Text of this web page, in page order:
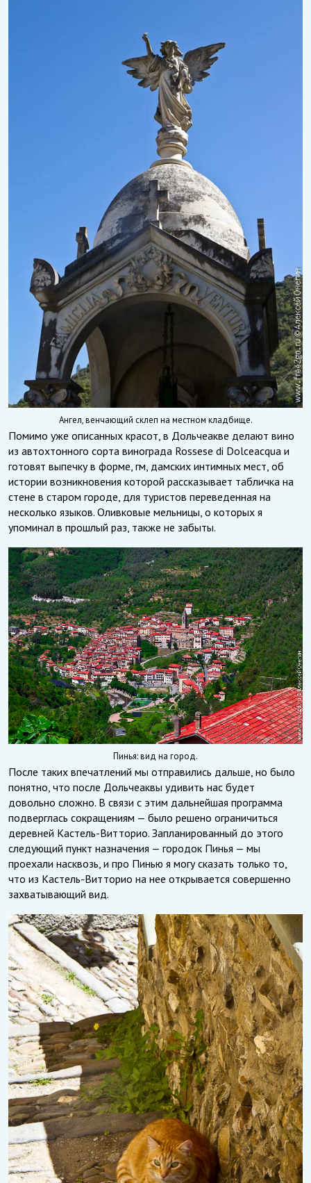
Ангел, венчающий склеп на местном кладбище.
Помимо уже описанных красот, в Дольчеакве делают вино
из автохтонного сорта винограда Rossese di Dolceacqua и
готовят выпечку в форме, гм, дамских интимных мест, об
истории возникновения которой рассказывает табличка на
стене в старом городе, для туристов переведенная на
несколько языков. Оливковые мельницы, о которых я
упоминал в прошлый раз, также не забыты.
Пинья: вид на город.
После таких впечатлений мы отправились дальше, но было
понятно, что после Дольчеаквы удивить нас будет
довольно сложно. В связи с этим дальнейшая программа
подверглась сокращениям — было решено ограничиться
деревней Кастель-Витторио. Запланированный до этого
следующий пункт назначения — городок Пинья — мы
проехали насквозь, и про Пинью я могу сказать только то,
что из Кастель-Витторио на нее открывается совершенно
захватывающий вид.